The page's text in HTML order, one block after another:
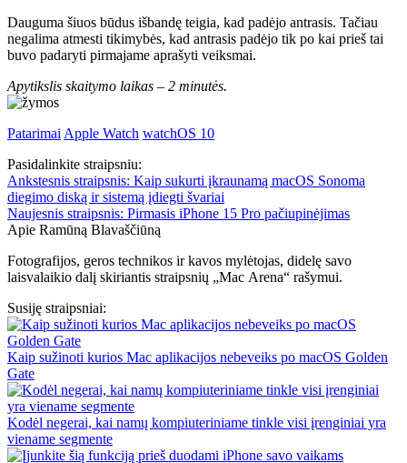
Dauguma šiuos būdus išbandę teigia, kad padėjo antrasis. Tačiau
negalima atmesti tikimybės, kad antrasis padėjo tik po kai prieš tai
buvo padaryti pirmajame aprašyti veiksmai.
Apytikslis skaitymo laikas – 2 minutės.
Patarimai Apple Watch watchOS 10
Pasidalinkite straipsniu:
Ankstesnis straipsnis: Kaip sukurti įkraunamą macOS Sonoma
diegimo diską ir sistemą įdiegti švariai
Naujesnis straipsnis: Pirmasis iPhone 15 Pro pačiupinėjimas
Apie Ramūną Blavaščiūną
Fotografijos, geros technikos ir kavos mylėtojas, didelę savo
laisvalaikio dalį skiriantis straipsnių „Mac Arena“ rašymui.
Susiję straipsniai:
Kaip sužinoti kurios Mac aplikacijos nebeveiks po macOS Golden
Gate
Kodėl negerai, kai namų kompiuteriniame tinkle visi įrenginiai yra
viename segmente